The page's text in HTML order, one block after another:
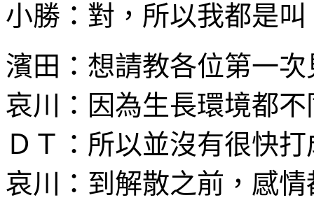
小勝：對，所以我都是叫
濱田：想請教各位第一
哀川：因為生長環境都
ＤＴ：所以並沒有很快
哀川：到解散之前，感